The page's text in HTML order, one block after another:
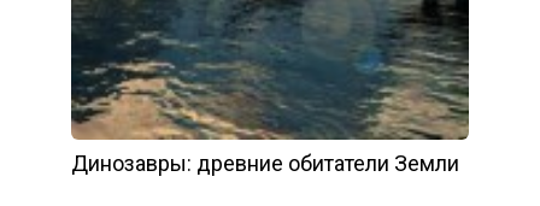
Динозавры: древние обитатели Земли